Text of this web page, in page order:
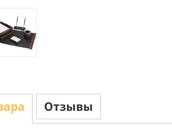
Отзывы